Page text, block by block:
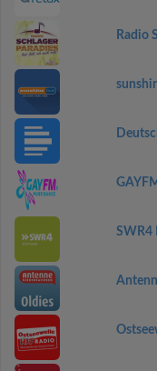
Radio
SWR4